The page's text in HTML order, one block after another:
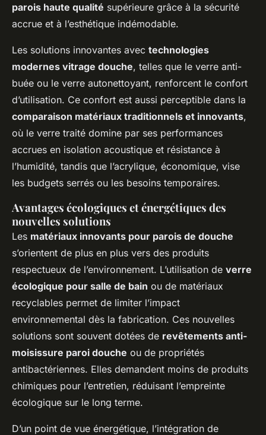
parois haute qualité supérieure grâce à la sécurité
accrue et à l’esthétique indémodable.
Les solutions innovantes avec technologies
modernes vitrage douche, telles que le verre anti-
buée ou le verre autonettoyant, renforcent le confort
d’utilisation. Ce confort est aussi perceptible dans la
comparaison matériaux traditionnels et innovants,
où le verre traité domine par ses performances
accrues en isolation acoustique et résistance à
l’humidité, tandis que l’acrylique, économique, vise
les budgets serrés ou les besoins temporaires.
Avantages écologiques et énergétiques des
nouvelles solutions
Les matériaux innovants pour parois de douche
s’orientent de plus en plus vers des produits
respectueux de l’environnement. L’utilisation de verre
écologique pour salle de bain ou de matériaux
recyclables permet de limiter l’impact
environnemental dès la fabrication. Ces nouvelles
solutions sont souvent dotées de revêtements anti-
moisissure paroi douche ou de propriétés
antibactériennes. Elles demandent moins de produits
chimiques pour l’entretien, réduisant l’empreinte
écologique sur le long terme.
D’un point de vue énergétique, l’intégration de